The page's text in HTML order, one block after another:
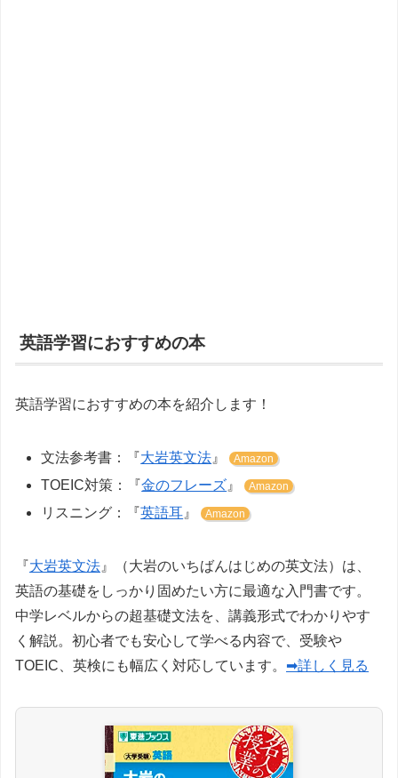
英語学習におすすめの本
英語学習におすすめの本を紹介します！
文法参考書：『大岩英文法 』 Amazon
TOEIC対策：『金のフレーズ 』 Amazon
リスニング：『英語耳 』 Amazon
『大岩英文法 』（大岩のいちばんはじめの英文法）は、
英語の基礎をしっかり固めたい方に最適な入門書です。
中学レベルからの超基礎文法を、講義形式でわかりやす
く解説。初心者でも安心して学べる内容で、受験や
TOEIC、英検にも幅広く対応しています。 ➡詳しく見る